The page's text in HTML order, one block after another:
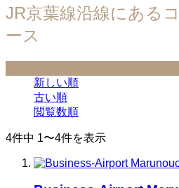
JR京葉線沿線にある
ース
新しい順
古い順
閲覧数順
4件中 1〜4件を表示